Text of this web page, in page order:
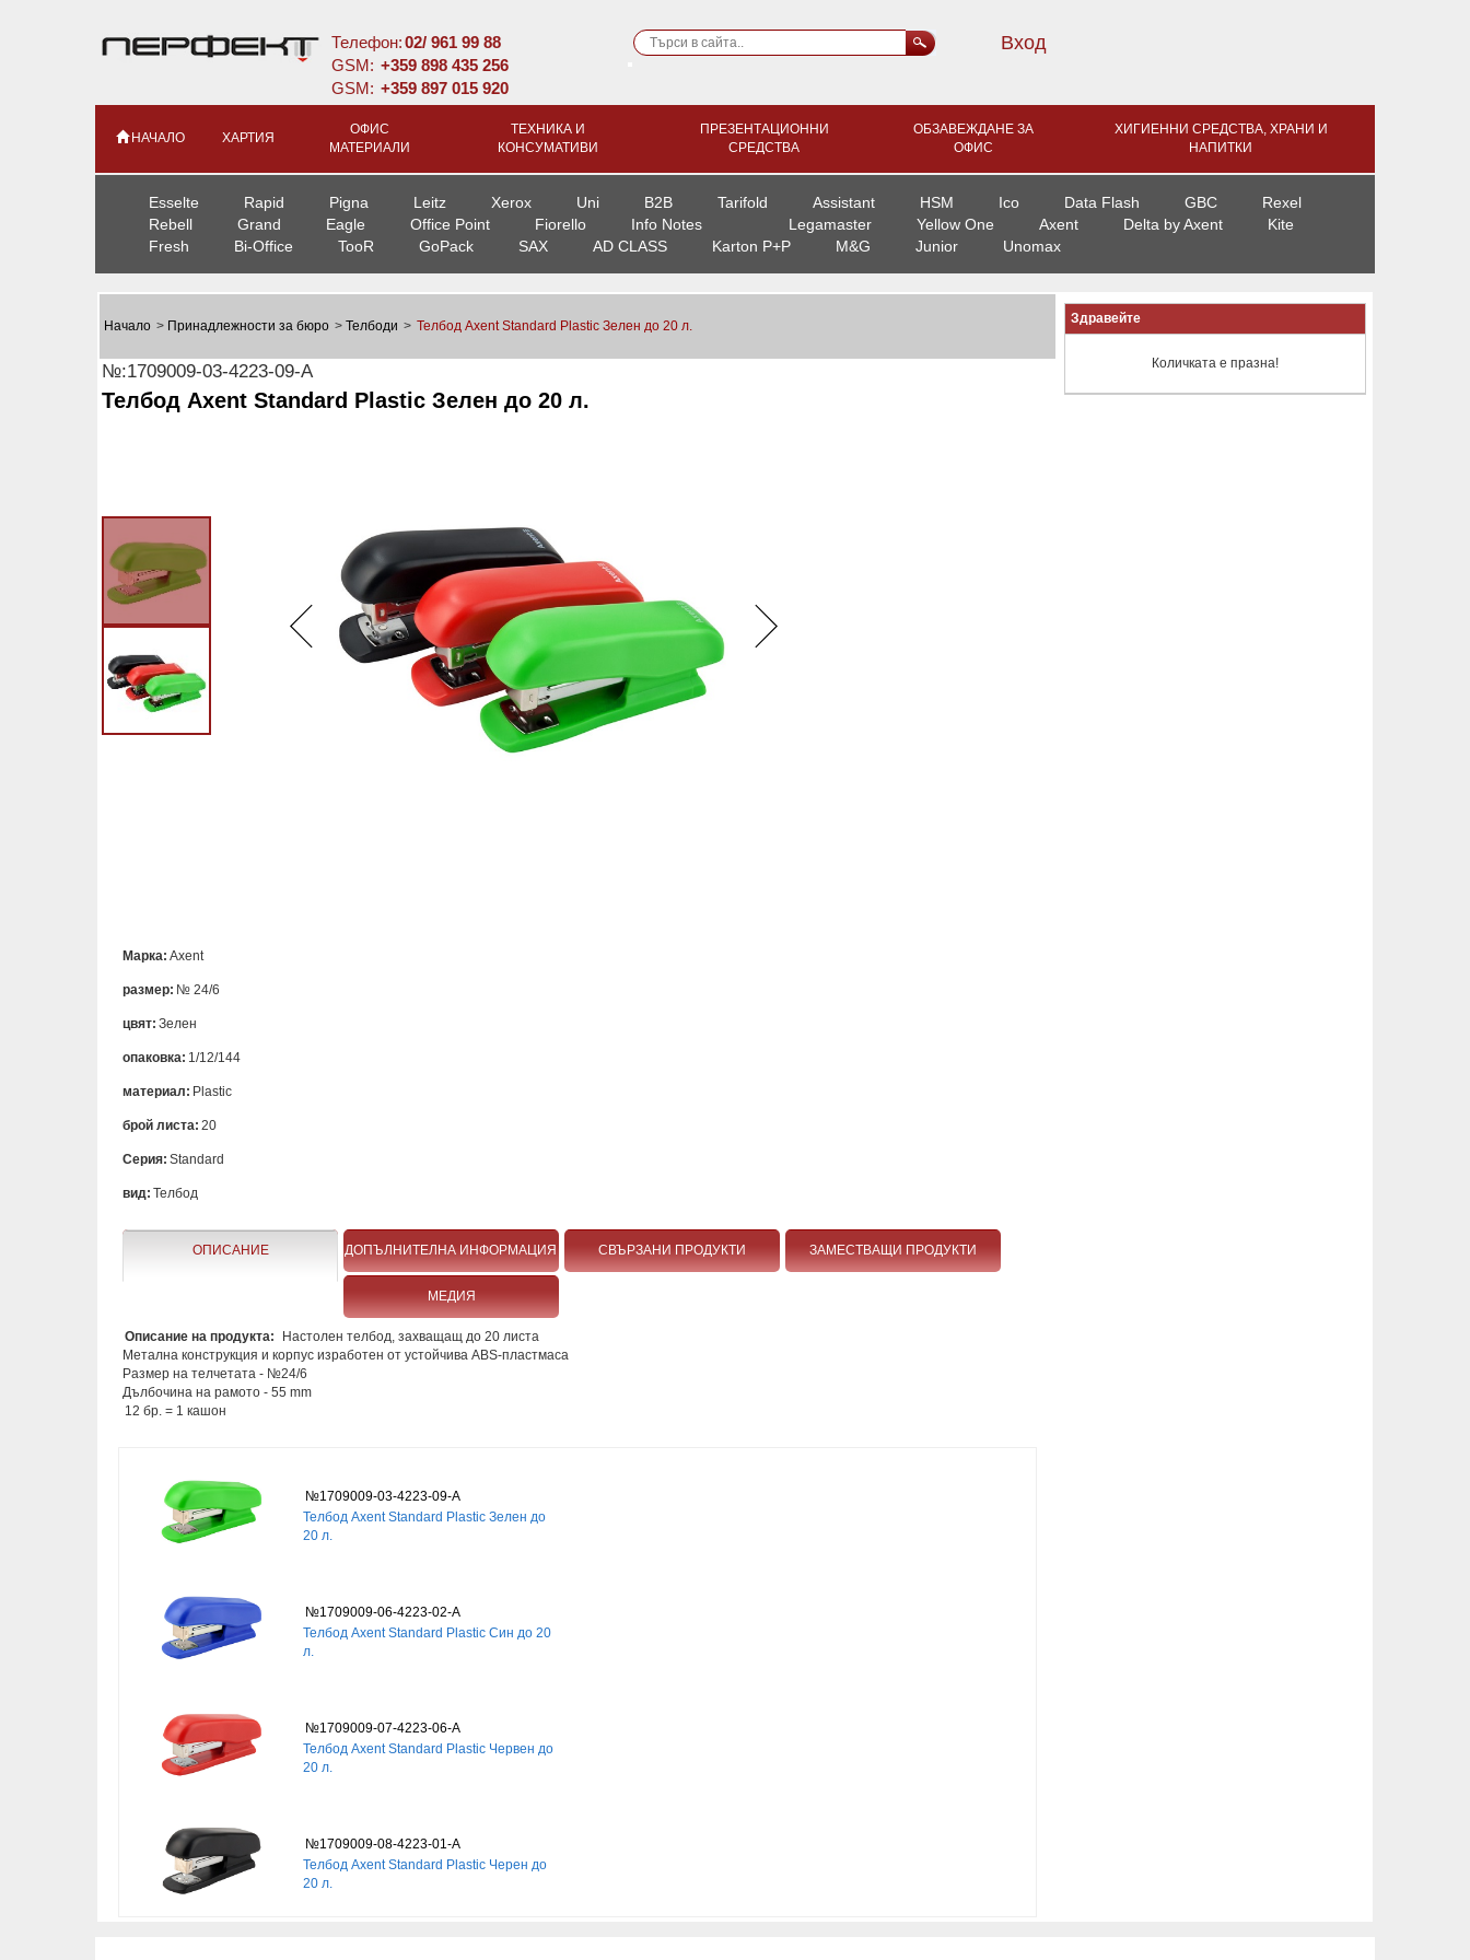
Телефон:02/ 961 99 88
GSM: +359 898 435 256
GSM: +359 897 015 920
Вход
НАЧАЛО ХАРТИЯ
ОФИС
МАТЕРИАЛИ
ТЕХНИКА И
КОНСУМАТИВИ
ПРЕЗЕНТАЦИОННИ
СРЕДСТВА
ОБЗАВЕЖДАНЕ ЗА
ОФИС
ХИГИЕННИ СРЕДСТВА, ХРАНИ И
НАПИТКИ
Esselte Rapid Pigna Leitz Xerox Uni B2B Tarifold Assistant HSM Ico Data Flash GBC
Rexel
Rebell
Grand Eagle Office Point Fiorello Info Notes Legamaster Yellow One Axent Delta by Axent
Kite
Fresh
Bi-Office TooR GoPack SAX AD CLASS Karton P+P M&G Junior Unomax
Начало > Принадлежности за бюро > Телбоди > Телбод Axent Standard Plastic Зелен до 20 л.
№:1709009-03-4223-09-A
Телбод Axent Standard Plastic Зелен до 20 л.
Марка: Axent
размер: № 24/6
цвят: Зелен
опаковка: 1/12/144
материал: Plastic
брой листа: 20
Серия: Standard
вид: Телбод
ОПИСАНИЕ ДОПЪЛНИТЕЛНА ИНФОРМАЦИЯ СВЪРЗАНИ ПРОДУКТИ ЗАМЕСТВАЩИ ПРОДУКТИ
МЕДИЯ
Описание на продукта:
Настолен телбод, захващащ до 20 листа
Метална конструкция и корпус изработен от устойчива ABS-пластмаса
Размер на телчетата - №24/6
Дълбочина на рамото - 55 mm
12 бр. = 1 кашон
№1709009-03-4223-09-A
Телбод Axent Standard Plastic Зелен до
20 л.
№1709009-06-4223-02-A
Телбод Axent Standard Plastic Син до 20
л.
№1709009-07-4223-06-A
Телбод Axent Standard Plastic Червен до
20 л.
№1709009-08-4223-01-A
Телбод Axent Standard Plastic Черен до
20 л.
Здравейте
Количката е празна!